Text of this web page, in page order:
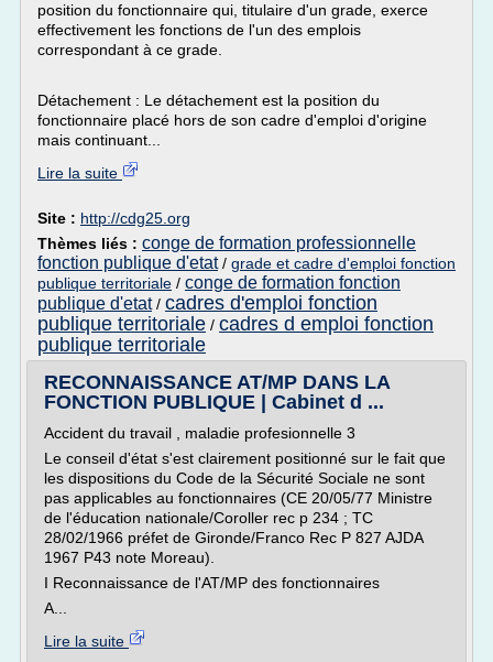
position du fonctionnaire qui, titulaire d'un grade, exerce
effectivement les fonctions de l'un des emplois
correspondant à ce grade.
Détachement : Le détachement est la position du
fonctionnaire placé hors de son cadre d'emploi d'origine
mais continuant...
Lire la suite
Site : http://cdg25.org
Thèmes liés : conge de formation professionnelle
fonction publique d'etat/ grade et cadre d'emploi fonction
publique territoriale / conge de formation fonction
publique d'etat/ cadres d'emploi fonction
publique territoriale / cadres d emploi fonction
publique territoriale
RECONNAISSANCE AT/MP DANS LA
FONCTION PUBLIQUE | Cabinet d ...
Accident du travail , maladie profesionnelle 3
Le conseil d'état s'est clairement positionné sur le fait que
les dispositions du Code de la Sécurité Sociale ne sont
pas applicables au fonctionnaires (CE 20/05/77 Ministre
de l'éducation nationale/Coroller rec p 234 ; TC
28/02/1966 préfet de Gironde/Franco Rec P 827 AJDA
1967 P43 note Moreau).
I Reconnaissance de l'AT/MP des fonctionnaires
A...
Lire la suite